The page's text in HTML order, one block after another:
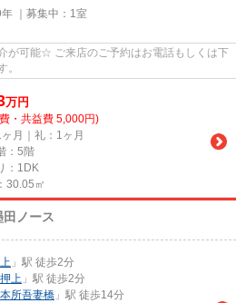
｜募集中： 1室
が可能☆ ご来店のご予約はお電話もしくは下
。
万円
・共益費 5,000円)
月｜礼：1ヶ月
：5階
：1DK
30.05㎡
田ノース
」駅 徒歩2分
押上 」駅 徒歩2分
本所吾妻橋 」駅 徒歩14分